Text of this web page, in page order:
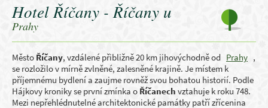
Hotel Říčany - Říčany u
Prahy
Město Říčany, vzdálené přibližně 20 km jihovýchodně od Prahy ,
se rozložilo v mírně zvlněné, zalesněné krajině. Je místem k
příjemnému bydlení a zaujme rovněž svou bohatou historií. Podle
Hájkovy kroniky se první zmínka o Říčanech vztahuje k roku 748.
Mezi nepřehlédnutelné architektonické památky patří zřícenina